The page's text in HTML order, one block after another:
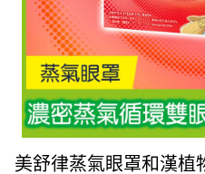
美舒律蒸氣眼罩和漢植